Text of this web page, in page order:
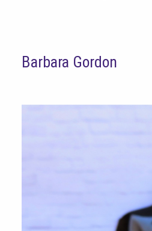
Barbara Gordon